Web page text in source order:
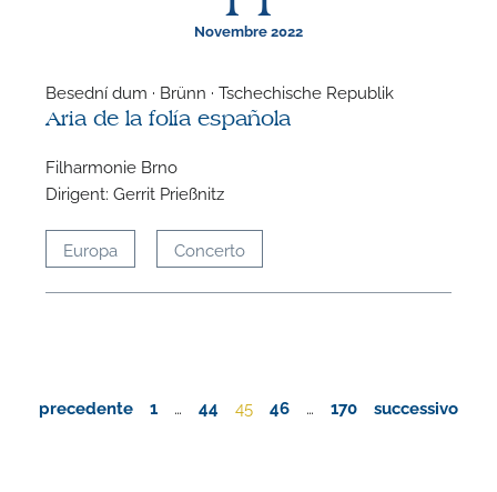
Novembre 2022
Besední dum · Brünn · Tschechische Republik
Aria de la folía española
Filharmonie Brno
Dirigent: Gerrit Prießnitz
Europa Concerto
precedente 1 … 44 45 46 … 170 successivo